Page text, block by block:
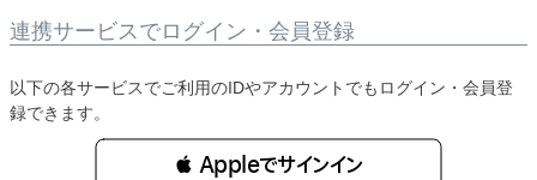
連携サービスでログイン・会員登録
以下の各サービスでご利用のIDやアカウントでもログイン・会員登
録できます。
 Appleでサインイン